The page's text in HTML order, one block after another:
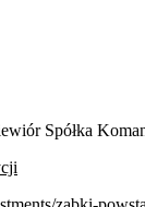
Spółka